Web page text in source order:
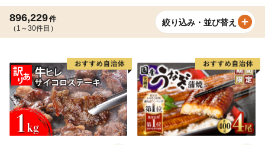
896,229件
（1～30件目）
絞り込み・並び替え